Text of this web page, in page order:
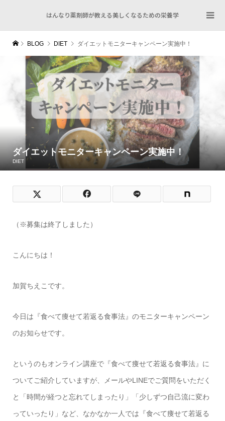
はんなり薬剤師が教える美しくなるための栄養学
BLOG DIET ダイエットモニターキャンペーン実施中！
ダイエットモニターキャンペーン実施中！
DIET
（※募集は終了しました）
こんにちは！
加賀ちえこです。
今日は『食べて痩せて若返る食事法』のモニターキャンペーン
のお知らせです。
というのもオンライン講座で『食べて痩せて若返る食事法』に
ついてご紹介していますが、メールやLINEでご質問をいただく
と「時間が経つと忘れてしまったり」「少しずつ自己流に変わ
っていったり」など、なかなか一人では『食べて痩せて若返る